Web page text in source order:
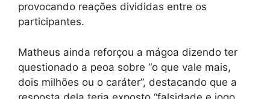
provocando reações divididas entre os
participantes.
Matheus ainda reforçou a mágoa dizendo ter
questionado a peoa sobre “o que vale mais,
dois milhões ou o caráter”, destacando que a